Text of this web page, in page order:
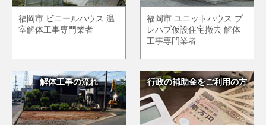
福岡市 ビニールハウス 温
室解体工事専門業者
福岡市 ユニットハウス プ
レハブ仮設住宅撤去 解体
工事専門業者
解体工事の流れ 行政の補助金をご利用の方